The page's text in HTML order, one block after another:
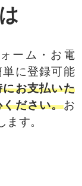
ーム・お電
に登録可能
お支払いた
ださい。お
す。